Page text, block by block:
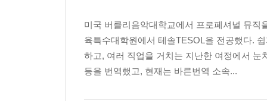
미국 버클리음악대학교에서 프로페셔널 뮤
육특수대학원에서 테솔TESOL을 전공했다.
하고, 여러 직업을 거치는 지난한 여정에서
등을 번역했고, 현재는 바른번역 소속...